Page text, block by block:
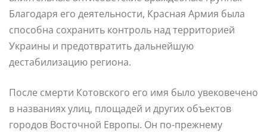
Благодаря его деятельности, Красная Армия была
способна сохранить контроль над территорией
Украины и предотвратить дальнейшую
дестабилизацию региона.
После смерти Котовского его имя было увековечено
в названиях улиц, площадей и других объектов
городов Восточной Европы. Он по-прежнему